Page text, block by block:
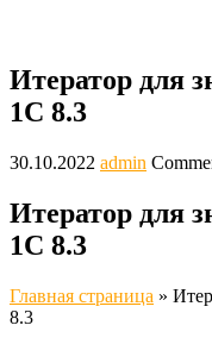
Итератор для
1С 8.3
30.10.2022 admin
Итератор для
1С 8.3
Главная страница »
8.3